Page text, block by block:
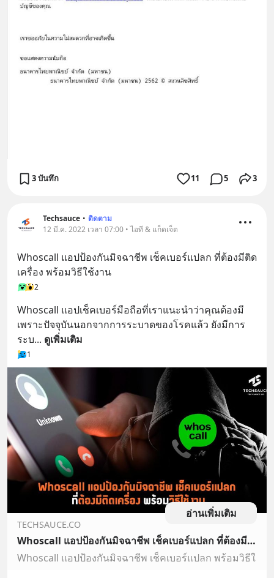
3 บันทึก 11 5 3
Techsauce • ติดตาม
12 มี.ค. 2022 เวลา 07:00 • ไอที & แก็ดเจ็ต
Whoscall แอปป้องกันมิจฉาชีพ เช็คเบอร์แปลก ที่ต้องมีติด
เครื่อง พร้อมวิธีใช้งาน
2
Whoscall แอปเช็คเบอร์มือถือที่เราแนะนำว่าคุณต้องมี
เพราะปัจจุบันนอกจากการระบาดของโรคแล้ว ยังมีการ
ระบ... ดูเพิ่มเติม
1
อ่านเพิ่มเติม
TECHSAUCE.CO
Whoscall แอปป้องกันมิจฉาชีพ เช็คเบอร์แปลก ที่ต้องมีติดเครื่อง พร้อมวิธีใช้งาน
Whoscall แอปป้องกันมิจฉาชีพ เช็คเบอร์แปลก พร้อมวิธีใ